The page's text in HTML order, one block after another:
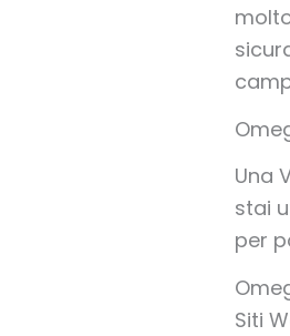
Una
stai
per
Siti